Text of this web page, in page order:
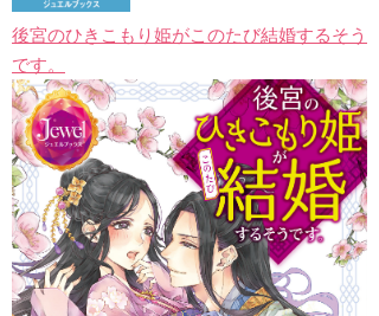
後宮のひきこもり姫がこのたび結婚するそう
です。